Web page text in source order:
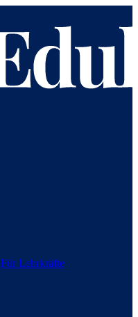
Für Lehrkräfte